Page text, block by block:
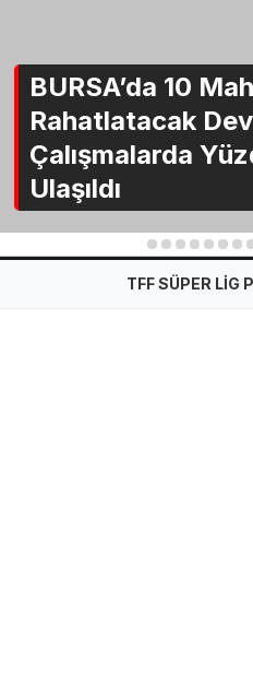
BURSA’da 10
Rahatlatacak Dev
Çalışmalarda
Ulaşıldı
2 3 4 5 6 7
TFF SÜPER LİG